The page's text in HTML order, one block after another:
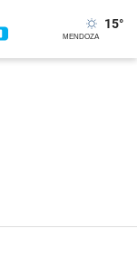
15°